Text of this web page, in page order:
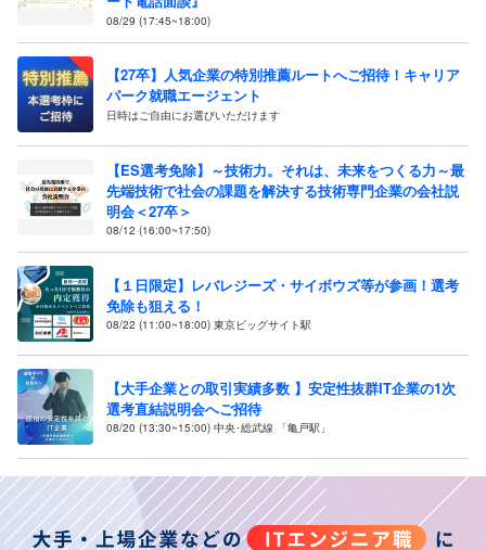
08/29 (17:45~18:00)
【27卒】人気企業の特別推薦ルートへご招待！キャリア
パーク就職エージェント
日時はご自由にお選びいただけます
【ES選考免除】～技術力。それは、未来をつくる力～最
先端技術で社会の課題を解決する技術専門企業の会社説
明会＜27卒＞
08/12 (16:00~17:50)
【１日限定】レバレジーズ・サイボウズ等が参画！選考
免除も狙える！
08/22 (11:00~18:00) 東京ビッグサイト駅
【大手企業との取引実績多数 】安定性抜群IT企業の1次
選考直結説明会へご招待
08/20 (13:30~15:00) 中央･総武線 「亀戸駅」